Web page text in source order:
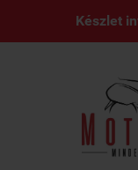
Készlet